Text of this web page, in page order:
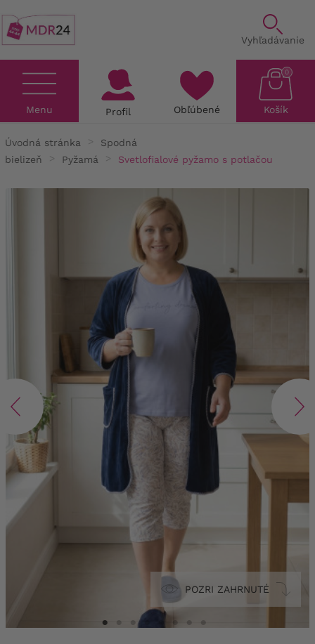
Vyhľadávanie
Menu Profil Obľúbené Košík
0
Úvodná stránka
Spodná
bielizeň
Pyžamá Svetlofialové pyžamo s potlačou
POZRI ZAHRNUTÉ